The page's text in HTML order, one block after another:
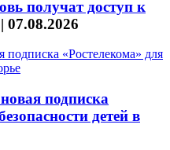
получат доступ к
| 07.08.2026
подписка
детей в